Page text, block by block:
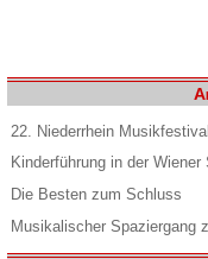
22. Niederrhein
Kinderführung in der Wiener
Die Besten zum Schluss
Musikalischer Spaziergang